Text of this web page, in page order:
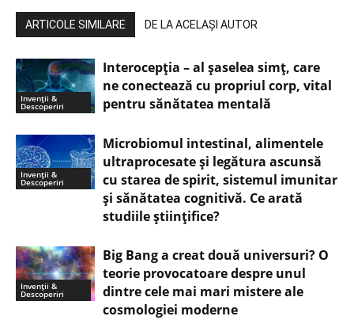
ARTICOLE SIMILARE DE LA ACELAȘI AUTOR
Invenții &
Descoperiri
Interocepţia – al șaselea simț, care
ne conectează cu propriul corp, vital
pentru sănătatea mentală
Invenții &
Descoperiri
Microbiomul intestinal, alimentele
ultraprocesate şi legătura ascunsă
cu starea de spirit, sistemul imunitar
și sănătatea cognitivă. Ce arată
studiile științifice?
Invenții &
Descoperiri
Big Bang a creat două universuri? O
teorie provocatoare despre unul
dintre cele mai mari mistere ale
cosmologiei moderne